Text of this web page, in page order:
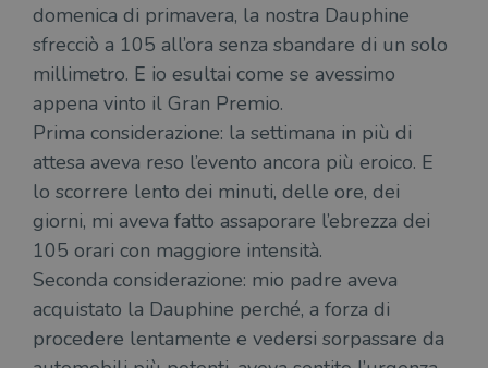
domenica di primavera, la nostra Dauphine
sfrecciò a 105 all’ora senza sbandare di un solo
millimetro. E io esultai come se avessimo
appena vinto il Gran Premio.
Prima considerazione: la settimana in più di
attesa aveva reso l’evento ancora più eroico. E
lo scorrere lento dei minuti, delle ore, dei
giorni, mi aveva fatto assaporare l’ebrezza dei
105 orari con maggiore intensità.
Seconda considerazione: mio padre aveva
acquistato la Dauphine perché, a forza di
procedere lentamente e vedersi sorpassare da